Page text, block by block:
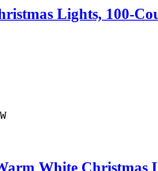
Lights, 100-
White Christmas